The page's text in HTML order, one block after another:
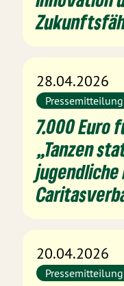
28.04.2026
Pressemitteilung
7.000 Euro
„Tanzen
jugendliche
20.04.2026
Pressemitteilung